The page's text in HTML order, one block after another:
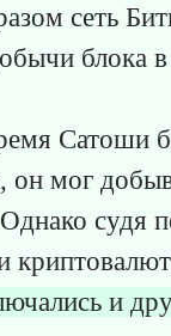
сеть
блока
Сатоши
мог
судя
и